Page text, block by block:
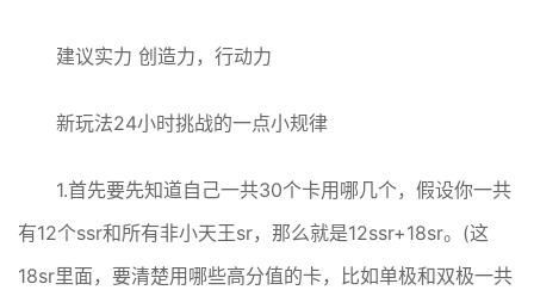
建议实力 创造力，行动力
新玩法24小时挑战的一点小规律
1.首先要先知道自己一共30个卡用哪几个，假设你一共
有12个ssr和所有非小天王sr，那么就是12ssr+18sr。(这
18sr里面，要清楚用哪些高分值的卡，比如单极和双极一共